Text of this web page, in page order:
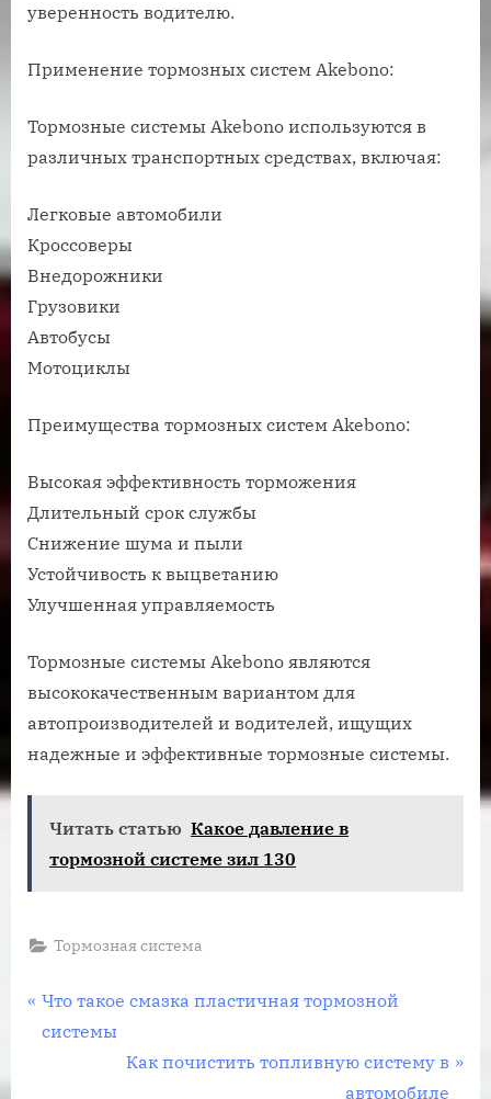
уверенность водителю.
Применение тормозных систем Akebono:
Тормозные системы Akebono используются в
различных транспортных средствах, включая:
Легковые автомобили
Кроссоверы
Внедорожники
Грузовики
Автобусы
Мотоциклы
Преимущества тормозных систем Akebono:
Высокая эффективность торможения
Длительный срок службы
Снижение шума и пыли
Устойчивость к выцветанию
Улучшенная управляемость
Тормозные системы Akebono являются
высококачественным вариантом для
автопроизводителей и водителей, ищущих
надежные и эффективные тормозные системы.
Читать статью Какое давление в
тормозной системе зил 130
Тормозная система
Навигация
П
р
Что такое смазка пластичная тормозной
системы
С
Как почистить топливную систему в
автомобиле